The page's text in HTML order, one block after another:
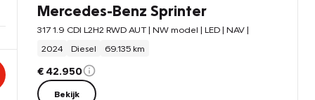
Mercedes-Benz Sprinter
317 1.9 CDI L2H2 RWD AUT | NW model | LED | NAV |
2024
Diesel 69.135 km
€ 42.950
Bekijk